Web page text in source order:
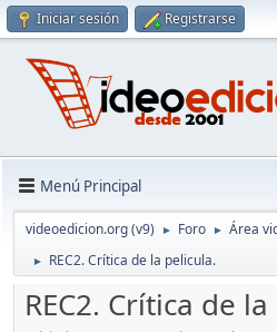
Iniciar sesión Registrarse
Menú Principal
videoedicion.org (v9) ► Foro ► Área
► REC2. Crítica de la pelicula.
REC2. Crítica de